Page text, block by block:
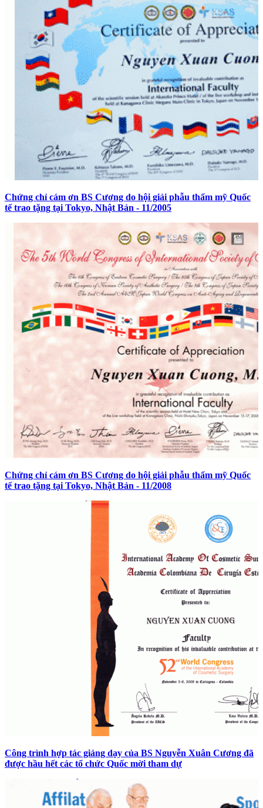
Chứng chỉ cám ơn BS Cương do hội giải phẫu thẩm mỹ Quốc
tế trao tặng tại Tokyo, Nhật Bản - 11/2005
Chứng chỉ cám ơn BS Cương do hội giải phẫu thẩm mỹ Quốc
tế trao tặng tại Tokyo, Nhật Bản - 11/2008
Công trình hợp tác giảng dạy của BS Nguyễn Xuân Cương đã
được hầu hết các tổ chức Quốc mời tham dự